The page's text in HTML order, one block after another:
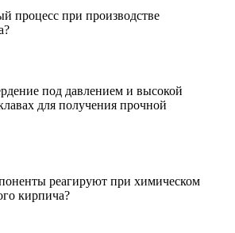
процесс при производстве
под давлением и высокой
для получения прочной
реагируют при химическом
кирпича?